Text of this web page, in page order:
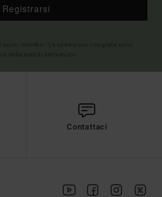
Registrarsi
Contattaci